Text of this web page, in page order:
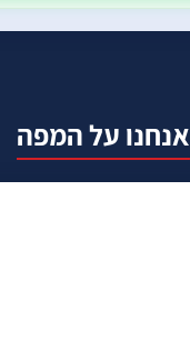
אנחנו על המפה